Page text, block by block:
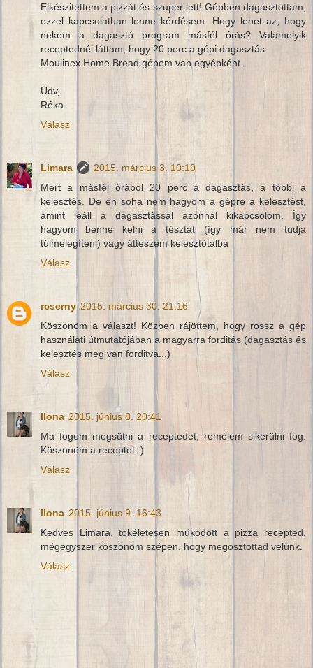
Elkészitettem a pizzát és szuper lett! Gépben dagasztottam,
ezzel kapcsolatban lenne kérdésem. Hogy lehet az, hogy
nekem a dagasztó program másfél órás? Valamelyik
receptednél láttam, hogy 20 perc a gépi dagasztás.
Moulinex Home Bread gépem van egyébként.
Üdv,
Réka
Válasz
Limara
2015. március 3. 10:19
Mert a másfél órából 20 perc a dagasztás, a többi a
kelesztés. De én soha nem hagyom a gépre a kelesztést,
amint leáll a dagasztással azonnal kikapcsolom. Így
hagyom benne kelni a tésztát (így már nem tudja
túlmelegíteni) vagy átteszem kelesztőtálba
Válasz
rcserny 2015. március 30. 21:16
Köszönöm a választ! Közben rájöttem, hogy rossz a gép
használati útmutatójában a magyarra forditás (dagasztás és
kelesztés meg van forditva...)
Válasz
Ilona 2015. június 8. 20:41
Ma fogom megsütni a receptedet, remélem sikerülni fog.
Köszönöm a receptet :)
Válasz
Ilona 2015. június 9. 16:43
Kedves Limara, tökéletesen működött a pizza recepted,
mégegyszer köszönöm szépen, hogy megosztottad velünk.
Válasz